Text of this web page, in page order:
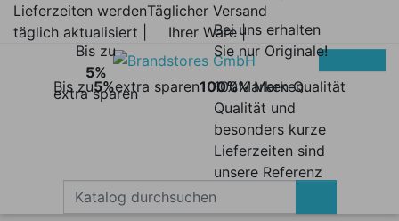
Lieferzeiten werden
täglich aktualisiert |
Täglicher Versand
Ihrer Ware |
Bis zu5%extra sparen
Bis zu
5%
extra sparen
100%Marken Qualität
Bei uns erhalten
Sie nur Originale!
100% Marken
Qualität und
besonders kurze
Lieferzeiten sind
unsere Referenz